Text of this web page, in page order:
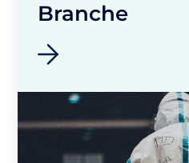
Branche